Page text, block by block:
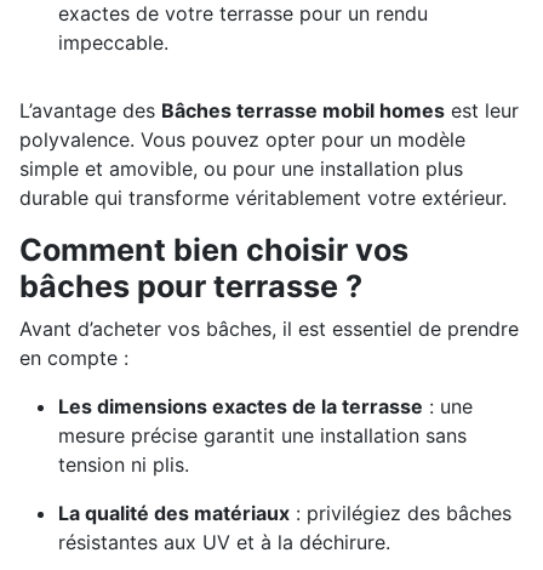
exactes de votre terrasse pour un rendu
impeccable.
L’avantage des Bâches terrasse mobil homes est leur
polyvalence. Vous pouvez opter pour un modèle
simple et amovible, ou pour une installation plus
durable qui transforme véritablement votre extérieur.
Comment bien choisir vos
bâches pour terrasse ?
Avant d’acheter vos bâches, il est essentiel de prendre
en compte :
Les dimensions exactes de la terrasse : une
mesure précise garantit une installation sans
tension ni plis.
La qualité des matériaux : privilégiez des bâches
résistantes aux UV et à la déchirure.